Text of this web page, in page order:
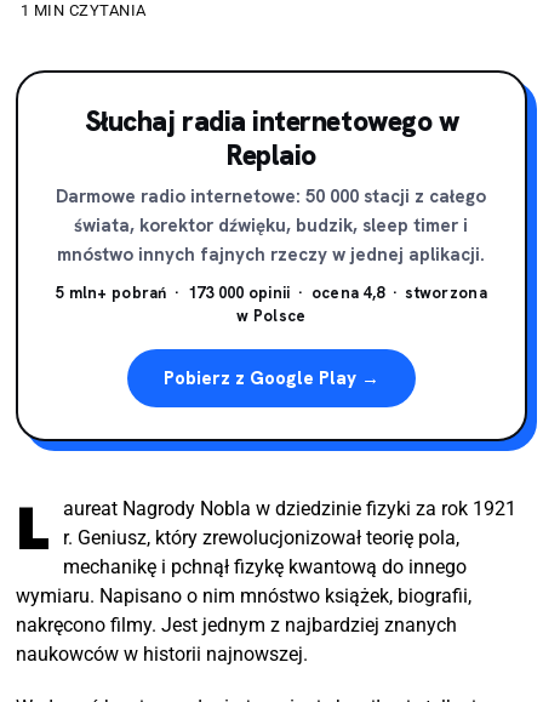
ALBERT EINSTEIN. PO
PIERWSZE SKRZYPEK
Jego największa miłość - Lina.
1 MIN CZYTANIA
Słuchaj radia internetowego w
Replaio
Darmowe radio internetowe: 50 000 stacji z całego
świata, korektor dźwięku, budzik, sleep timer i
mnóstwo innych fajnych rzeczy w jednej aplikacji.
5 mln+ pobrań · 173 000 opinii · ocena 4,8 · stworzona
w Polsce
Pobierz z Google Play →
L
aureat Nagrody Nobla w dziedzinie fizyki za rok 1921
r. Geniusz, który zrewolucjonizował teorię pola,
mechanikę i pchnął fizykę kwantową do innego
wymiaru. Napisano o nim mnóstwo książek, biografii,
nakręcono filmy. Jest jednym z najbardziej znanych
naukowców w historii najnowszej.